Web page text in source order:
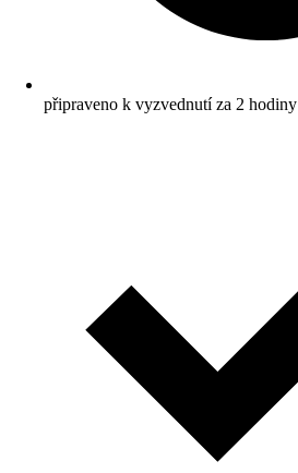
připraveno k vyzvednutí za 2 hodiny